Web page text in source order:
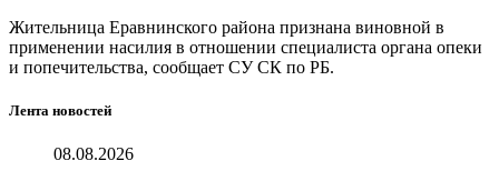
Жительница Еравнинского района признана виновной в
применении насилия в отношении специалиста органа опеки
и попечительства, сообщает СУ СК по РБ.
Лента новостей
08.08.2026